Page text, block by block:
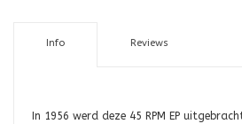
Info Reviews
In 1956 werd deze 45 RPM EP